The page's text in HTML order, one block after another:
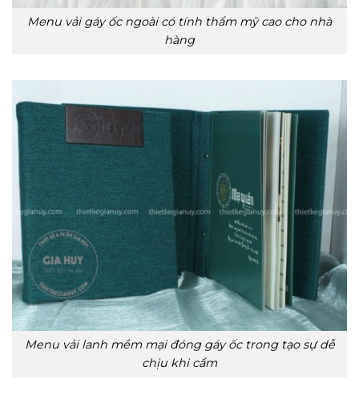
Menu vải gáy ốc ngoài có tính thẩm mỹ cao cho nhà
hàng
Menu vải lanh mềm mại đóng gáy ốc trong tạo sự dễ
chịu khi cầm